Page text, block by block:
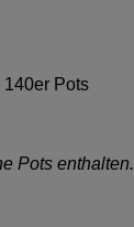
140er Pots
Pots enthalten.